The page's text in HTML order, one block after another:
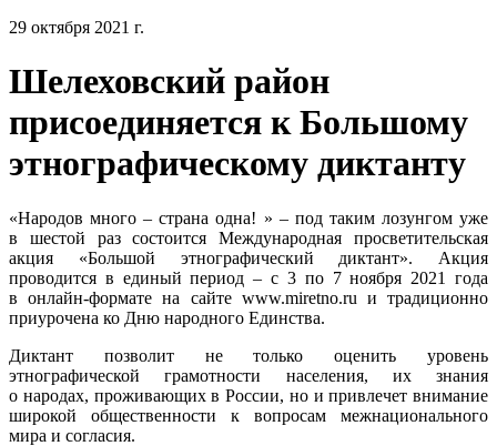
29 октября 2021 г.
Шелеховский район
присоединяется к Большому
этнографическому диктанту
«Народов много – страна одна! » – под таким лозунгом уже
в шестой раз состоится Международная просветительская
акция «Большой этнографический диктант». Акция
проводится в единый период – с 3 по 7 ноября 2021 года
в онлайн-формате на сайте www.miretno.ru и традиционно
приурочена ко Дню народного Единства.
Диктант позволит не только оценить уровень
этнографической грамотности населения, их знания
о народах, проживающих в России, но и привлечет внимание
широкой общественности к вопросам межнационального
мира и согласия.